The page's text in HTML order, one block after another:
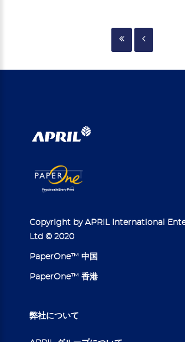
Copyright by APRIL International
Ltd © 2020
PaperOne™ 中国
PaperOne™ 香港
弊社について